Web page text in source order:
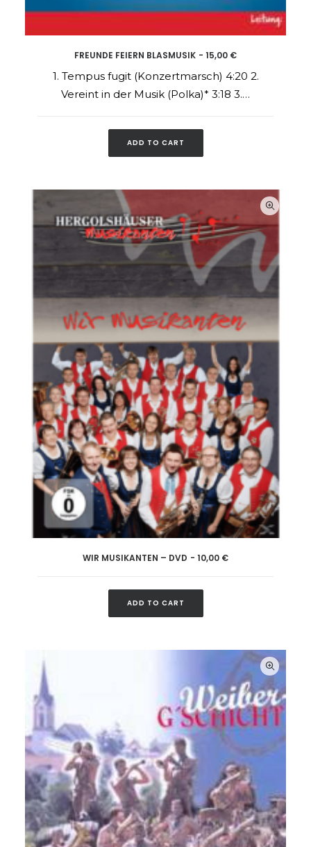
FREUNDE FEIERN BLASMUSIK 15,00 €
1. Tempus fugit (Konzertmarsch) 4:20 2.
Vereint in der Musik (Polka)* 3:18 3.…
ADD TO CART
WIR MUSIKANTEN – DVD 10,00 €
ADD TO CART